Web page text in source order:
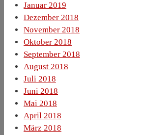
Januar 2019
Dezember 2018
November 2018
Oktober 2018
September 2018
August 2018
Juli 2018
Juni 2018
Mai 2018
April 2018
März 2018